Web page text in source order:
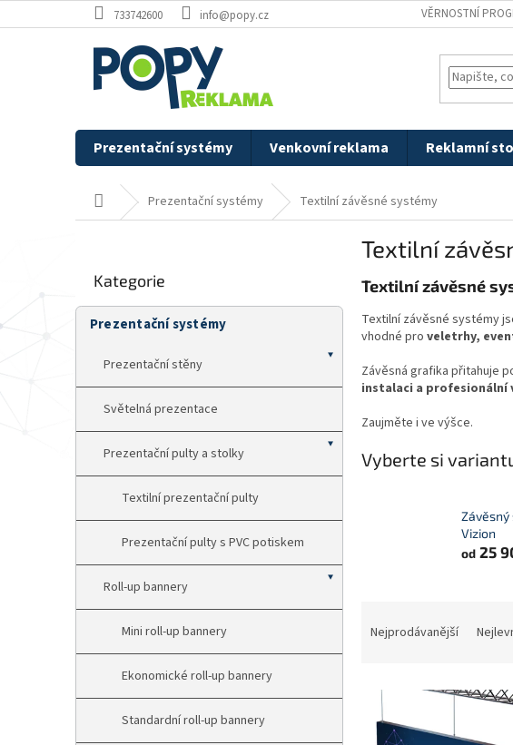
na
733742600 info@popy.cz VĚRNOSTNÍ
Prezentační systémy Venkovní reklama Reklamní
Domů Prezentační systémy Textilní závěsné systémy
r
í
a
kategorie
Kategorie
Prezentační systémy
Prezentační stěny
Světelná prezentace
Prezentační pulty a stolky
Textilní prezentační pulty
Prezentační pulty s PVC potiskem
Roll-up bannery
Mini roll-up bannery
Ekonomické roll-up bannery
Standardní roll-up bannery
Textilní
Textilní závěsné
Textilní závěsné systémy
vhodné pro veletrhy,
Závěsná grafika přitahuje
instalaci a profesionální
Zaujměte i ve výšce.
Vyberte si
Vizion
od 25
Nejprodávanější